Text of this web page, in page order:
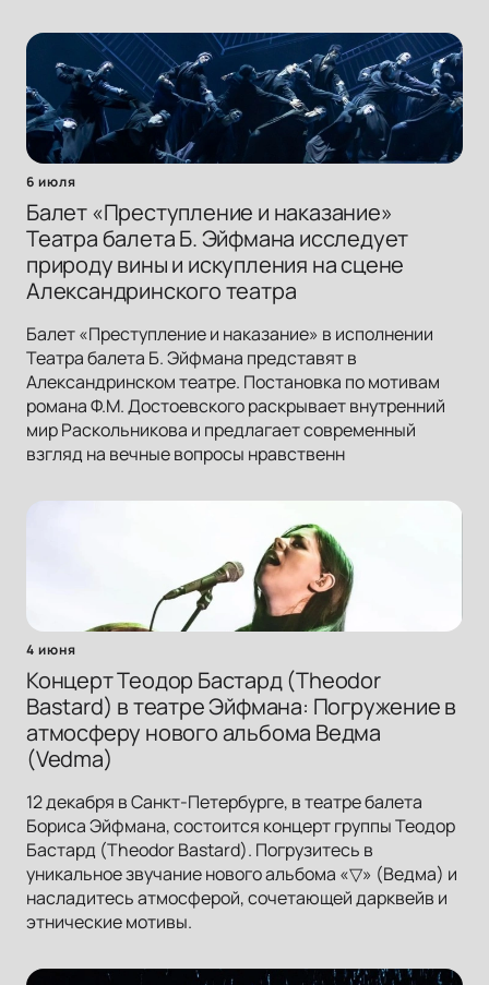
6 июля
Балет «Преступление и наказание»
Театра балета Б. Эйфмана исследует
природу вины и искупления на сцене
Александринского театра
Балет «Преступление и наказание» в исполнении
Театра балета Б. Эйфмана представят в
Александринском театре. Постановка по мотивам
романа Ф.М. Достоевского раскрывает внутренний
мир Раскольникова и предлагает современный
взгляд на вечные вопросы нравственн
4 июня
Концерт Теодор Бастард (Theodor
Bastard) в театре Эйфмана: Погружение в
атмосферу нового альбома Ведма
(Vedma)
12 декабря в Санкт-Петербурге, в театре балета
Бориса Эйфмана, состоится концерт группы Теодор
Бастард (Theodor Bastard). Погрузитесь в
уникальное звучание нового альбома «▽» (Ведма) и
насладитесь атмосферой, сочетающей дарквейв и
этнические мотивы.